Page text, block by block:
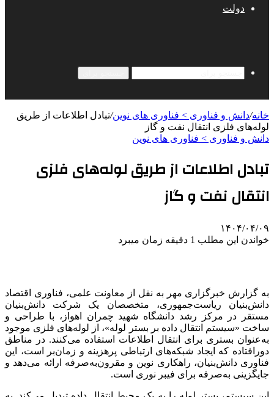
دولت
خانه/دانش و فناوری > فناوری های نوین/تبادل اطلاعات از طریق
لوله‌های فلزی انتقال نفت و گاز
دانش و فناوری > فناوری های نوین
تبادل اطلاعات از طریق لوله‌های فلزی
انتقال نفت و گاز
۱۴۰۴/۰۴/۰۹
خواندن این مطلب 1 دقیقه زمان میبرد
به گزارش خبرگزاری مهر به نقل از معاونت علمی، فناوری اقتصاد
دانش‌بنیان ریاست‌جمهوری، متخصصان یک شرکت دانش‌بنیان
مستقر در مرکز رشد دانشگاه شهید چمران اهواز، با طراحی و
ساخت «سیستم انتقال داده بر بستر لوله»، از لوله‌های فلزی موجود
به‌عنوان بستری برای انتقال اطلاعات استفاده می‌کنند. در مناطق
دورافتاده که ایجاد شبکه‌های ارتباطی پرهزینه و زمان‌بر است، این
فناوری دانش‌بنیان، راهکاری نوین و مقرون‌به‌صرفه ارائه می‌دهد و
جایگزینی به‌صرفه برای فیبر نوری است.